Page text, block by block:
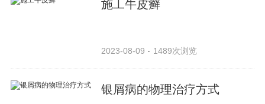
施工牛皮癣
2023-08-09 1489次浏览
银屑病的物理治疗方式